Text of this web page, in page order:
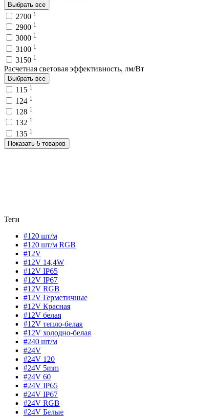
Выбрать все
2700 1
2900 1
3000 1
3100 1
3150 1
Расчетная световая эффективность, лм/Вт
Выбрать все
115 1
124 1
128 1
132 1
135 1
Показать 5 товаров
Теги
#120 шт/м
#120 шт/м RGB
#12V
#12V 14,4W
#12V IP65
#12V IP67
#12V RGB
#12V Герметичные
#12V Красная
#12V белая
#12V тепло-белая
#12V холодно-белая
#240 шт/м
#24V
#24V 120
#24V 5mm
#24V 60
#24V IP65
#24V IP67
#24V RGB
#24V Белые